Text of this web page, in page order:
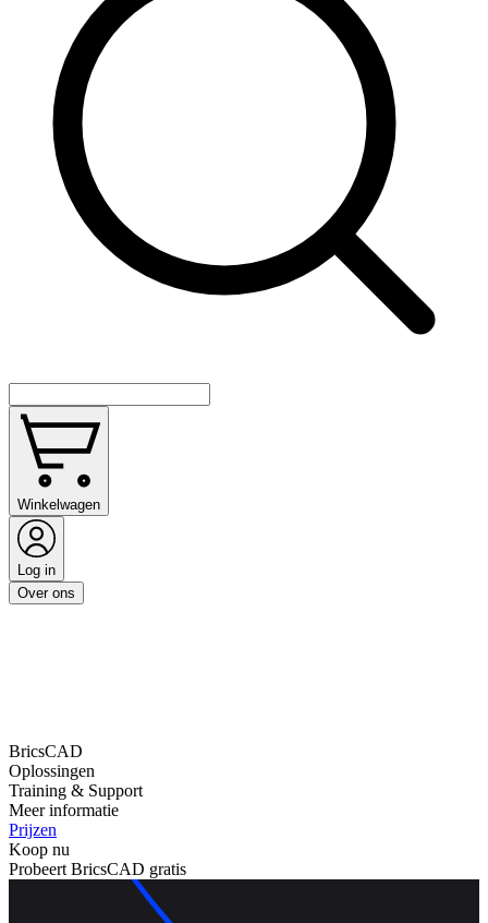
Winkelwagen
Log in
Over ons
BricsCAD
Oplossingen
Training & Support
Meer informatie
Prijzen
Koop nu
Probeert BricsCAD gratis